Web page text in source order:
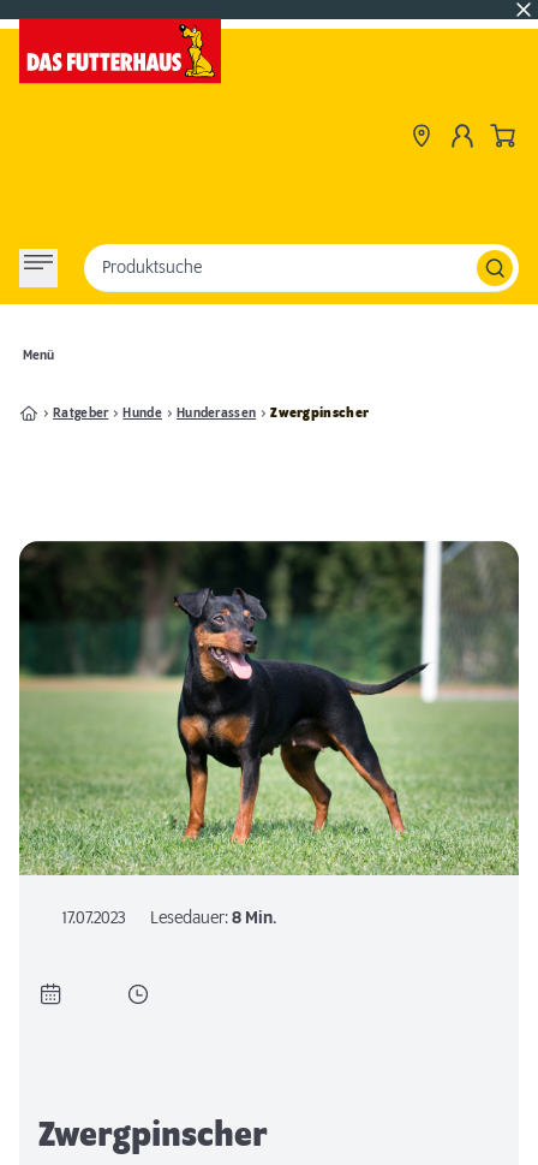
Menü
Produktsuche
Ratgeber Hunde Hunderassen Zwergpinscher
17.07.2023 Lesedauer:8 Min.
Zwergpinscher